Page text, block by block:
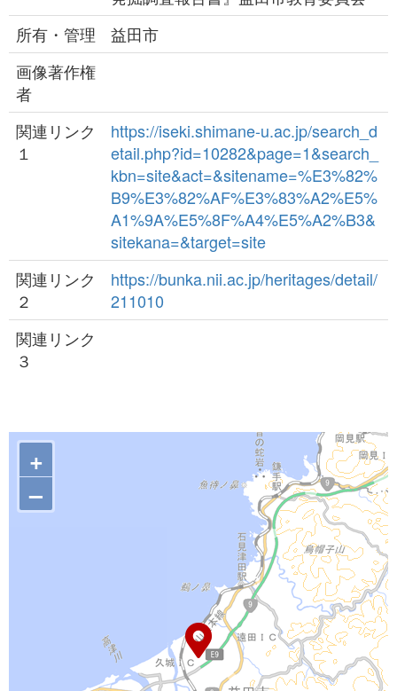
所有・管理
益田市
画像著作権
者
関連リンク
１
https://iseki.shimane-u.ac.jp/search_d
etail.php?id=10282&page=1&search_
kbn=site&act=&sitename=%E3%82%
B9%E3%82%AF%E3%83%A2%E5%
A1%9A%E5%8F%A4%E5%A2%B3&
sitekana=&target=site
関連リンク
２
https://bunka.nii.ac.jp/heritages/detail/
211010
関連リンク
３
+
–